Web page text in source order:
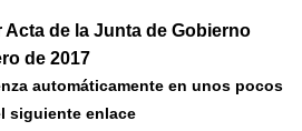
de la Junta de Gobierno
de 2017
automáticamente en unos pocos
siguiente enlace